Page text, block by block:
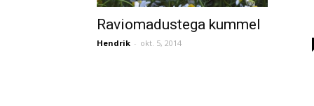
Raviomadustega kummel
Hendrik - okt. 5, 2014